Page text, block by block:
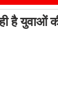
है युवाओं